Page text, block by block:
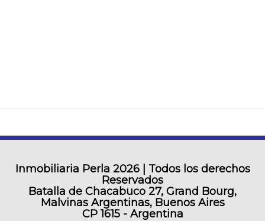
Inmobiliaria Perla 2026 | Todos los derechos
Reservados
Batalla de Chacabuco 27, Grand Bourg,
Malvinas Argentinas, Buenos Aires
CP 1615 - Argentina